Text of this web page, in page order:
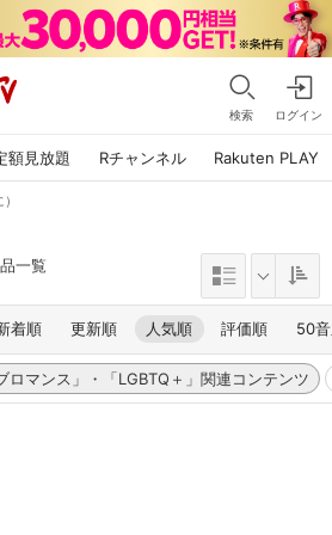
検索 ログイン
額見放題 Rチャンネル Rakuten PLAY
一覧
着順 更新順 人気順 評価順 50
ロマンス」・「LGBTQ＋」関連コンテンツ